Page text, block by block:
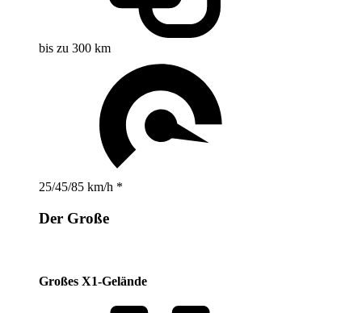
bis zu 300 km
25/45/85 km/h *
Der Große
Großes X1-Gelände